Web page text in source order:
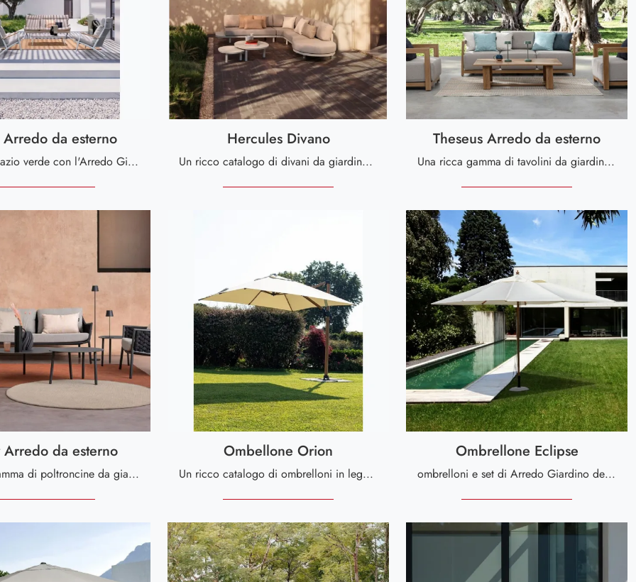
da esterno
Arreda lo spazio verde con l'Arredo Giardino Bizzotto! Set e poltroncine da giardino in tessuto, come il modello Ibisco Arredo da esterno, ti ...
Hercules Divano
Un ricco catalogo di divani da giardino in metallo ti aspetta in negozio: clicca e scopri il modello Hercules Divano di Bizzotto.
Theseus Arredo da esterno
Una ricca gamma di tavolini da giardino in metallo ti sta aspettando in negozio: clicca e scopri il modello Theseus Arredo da esterno di Bizzotto.
Arredo da esterno
Una ricca gamma di poltroncine da giardino in tessuto ti aspetta nel nostro punto vendita: clicca e scopri il modello Everly Arredo da esterno di ...
Ombellone Orion
Un ricco catalogo di ombrelloni in legno ti sta aspettando nel nostro punto vendita: clicca e scopri il modello Ombellone Orion di Bizzotto.
Ombrellone Eclipse
ombrelloni e set di Arredo Giardino delle migliori marche: scopri di più sul modello Ombrellone Eclipse di Bizzotto, clicca subito!